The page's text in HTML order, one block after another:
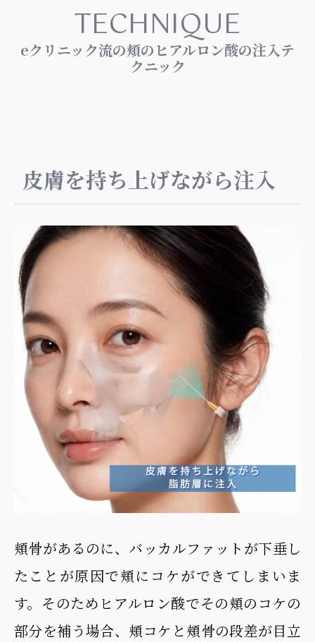
TECHNIQUE
eクリニック流の頬のヒアルロン酸の注入テ
クニック
皮膚を持ち上げながら注入
頬骨があるのに、バッカルファットが下垂し
たことが原因で頬にコケができてしまいま
す。そのためヒアルロン酸でその頬のコケの
部分を補う場合、頬コケと頬骨の段差が目立